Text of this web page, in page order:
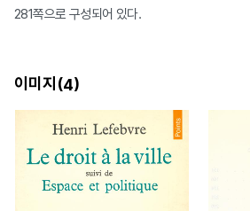
281쪽으로 구성되어 있다.
이미지(4)